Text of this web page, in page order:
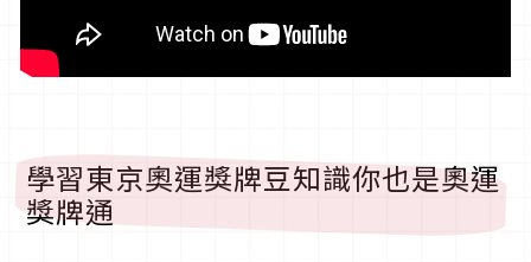
學習東京奧運獎牌豆知識你也是奧運
獎牌通